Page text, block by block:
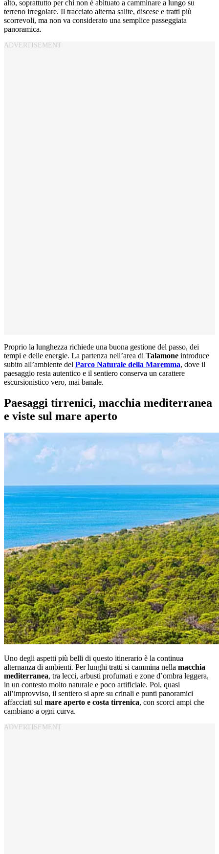
alto, soprattutto per chi non è abituato a camminare a lungo su
terreno irregolare. Il tracciato alterna salite, discese e tratti più
scorrevoli, ma non va considerato una semplice passeggiata
panoramica.
Proprio la lunghezza richiede una buona gestione del passo, dei
tempi e delle energie. La partenza nell’area di Talamone introduce
subito all’ambiente del Parco Naturale della Maremma, dove il
paesaggio resta autentico e il sentiero conserva un carattere
escursionistico vero, mai banale.
Paesaggi tirrenici, macchia mediterranea
e viste sul mare aperto
Uno degli aspetti più belli di questo itinerario è la continua
alternanza di ambienti. Per lunghi tratti si cammina nella macchia
mediterranea, tra lecci, arbusti profumati e zone d’ombra leggera,
in un contesto molto naturale e poco artificiale. Poi, quasi
all’improvviso, il sentiero si apre su crinali e punti panoramici
affacciati sul mare aperto e costa tirrenica, con scorci ampi che
cambiano a ogni curva.